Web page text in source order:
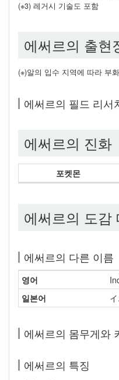
(※3) 레거시 기술도 포함
에써르의 출현
(※)알의 입수 지역에 따라 부
에써르의 필드 리서
에써르의 진화
포켓몬
에써르의 도감
에써르의 다른 이름
영어
일본어
에써르의 몸무게와
에써르의 특징